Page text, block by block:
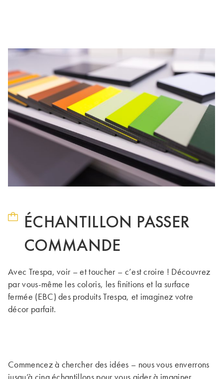
ÉCHANTILLON PASSER
COMMANDE
Avec Trespa, voir – et toucher – c’est croire ! Découvrez
par vous-même les coloris, les finitions et la surface
fermée (EBC) des produits Trespa, et imaginez votre
décor parfait.
Commencez à chercher des idées – nous vous enverrons